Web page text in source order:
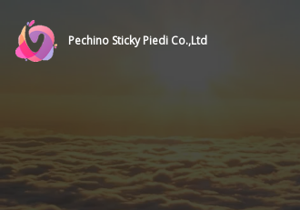
Pechino Sticky Piedi Co.,Ltd